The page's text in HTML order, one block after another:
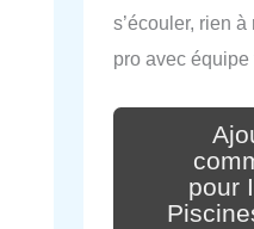
s’écouler, rien
pro avec
pour